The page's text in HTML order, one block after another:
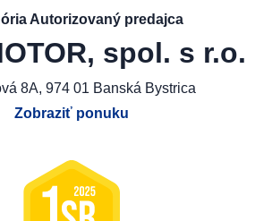
Autorizovaný predajca
spol. s r.o.
8A, 974 01 Banská Bystrica
Zobraziť ponuku